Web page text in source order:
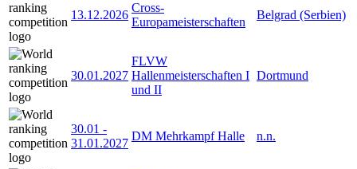
13.12.2026
Cross-
Europameisterschaften
Belgrad (Serbien)
30.01.2027
FLVW
Hallenmeisterschaften I
und II
Dortmund
30.01 -
31.01.2027
DM Mehrkampf Halle n.n.